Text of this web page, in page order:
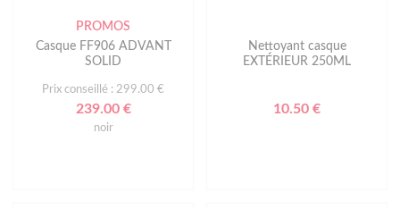
PROMOS
Casque FF906 ADVANT
SOLID
Prix conseillé : 299.00 €
239.00 €
noir
Nettoyant casque
EXTÉRIEUR 250ML
10.50 €